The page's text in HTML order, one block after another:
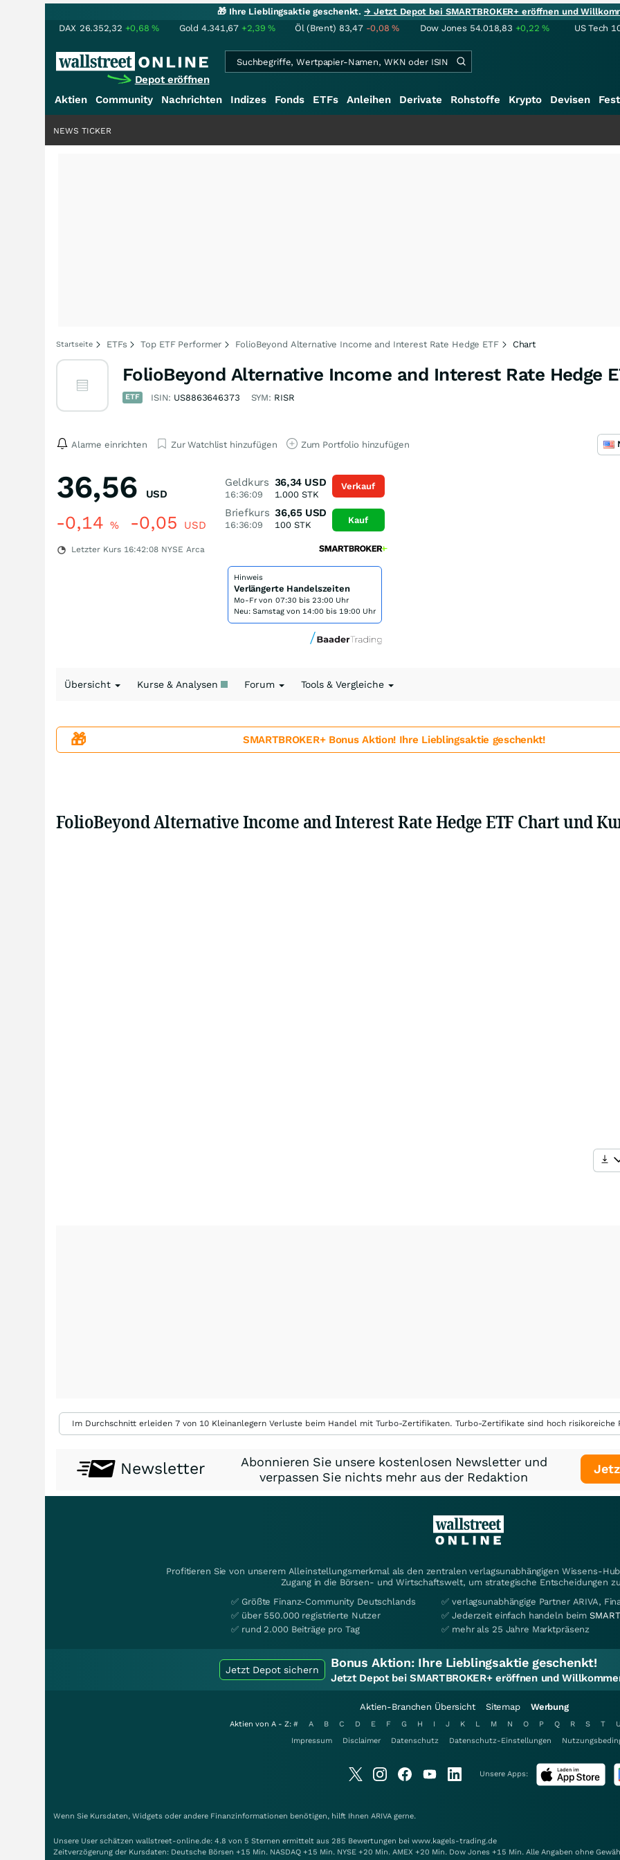
🎁 Ihre Lieblingsaktie geschenkt.→ Jetzt Depot bei SMARTBROKER+ eröffnen und
DAX 26.352,32 +0,68% Gold 4.341,67 +2,39% Öl (Brent) 83,47 -0,08% Dow Jones 54.018,83 +0,22% US Tech
Depot eröffnen
Aktien
Community Nachrichten Indizes Fonds ETFs Anleihen Derivate Rohstoffe Krypto Devisen
NEWS TICKER
Startseite ETFs Top ETF Performer FolioBeyond Alternative Income and Interest Rate Hedge ETF Chart
FolioBeyond Alternative Income and Interest Rate Hedge
ETF ISIN: US8863646373 SYM: RISR
Alarme einrichten Zur Watchlist hinzufügen Zum Portfolio hinzufügen
36,56 USD
-0,14 % -0,05 USD
Letzter Kurs 16:42:08 NYSE Arca
Geldkurs
16:36:09
36,34 USD
1.000STK
Briefkurs
16:36:09
36,65 USD
100STK
Verkauf
Kauf
Hinweis
Verlängerte Handelszeiten
Mo-Fr von 07:30 bis 23:00 Uhr
Neu: Samstag von 14:00 bis 19:00 Uhr
Übersicht Kurse & Analysen Forum Tools & Vergleiche
🎁 SMARTBROKER+ Bonus Aktion! Ihre Lieblingsaktie geschenkt!
FolioBeyond Alternative Income and Interest Rate Hedge ETF Chart und
Im Durchschnitt erleiden 7 von 10 Kleinanlegern Verluste beim Handel mit Turbo-Zertifikaten. Turbo-Zertifikate sind hoch
Newsletter
Abonnieren Sie unsere kostenlosen Newsletter und
verpassen Sie nichts mehr aus der Redaktion
Profitieren Sie von unserem Alleinstellungsmerkmal als den zentralen verlagsunabhängigen Wissens-
Zugang in die Börsen- und Wirtschaftswelt, um strategische Entscheidungen
✅ Größte Finanz-Community Deutschlands
✅ über 550.000 registrierte Nutzer
✅ rund 2.000 Beiträge pro Tag
✅ verlagsunabhängige Partner ARIVA,
✅ Jederzeit einfach handeln beim
✅ mehr als 25 Jahre Marktpräsenz
Jetzt Depot sichern Bonus Aktion: Ihre Lieblingsaktie geschenkt!
Jetzt Depot bei SMARTBROKER+ eröffnen und
Aktien-Branchen Übersicht Sitemap Werbung
Aktien von A - Z: # A B C D E F G H I J K L M N O P Q R S T
Impressum
Disclaimer Datenschutz Datenschutz-Einstellungen
Unsere Apps:
Wenn Sie Kursdaten, Widgets oder andere Finanzinformationen benötigen, hilft Ihnen ARIVA gerne.
Unsere User schätzen wallstreet-online.de: 4.8 von 5 Sternen ermittelt aus 285 Bewertungen bei www.kagels-trading.de
Zeitverzögerung der Kursdaten: Deutsche Börsen +15 Min. NASDAQ +15 Min. NYSE +20 Min. AMEX +20 Min. Dow Jones +15 Min. Alle Angaben ohne